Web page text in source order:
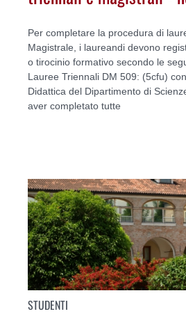
Per completare la procedura di
Magistrale, i laureandi devono
o tirocinio formativo secondo le
Lauree Triennali DM 509: (5cfu)
Didattica del Dipartimento di
aver completato tutte
STUDENTI